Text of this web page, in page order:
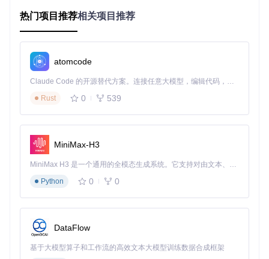
✅ 完全兼容：原生支持无需额外配置
⚠️ 部分兼容：需要特定补丁或驱动
❌ 不兼容：当前硬件无法支持 macOS
OpCore-Simplify硬件检测界面：展示CPU、显卡等核心组件
的兼容性状态与支持的macOS版本范围
2.1.3 风险预警机制
系统会自动识别潜在的硬件冲突和配置风险，并提供针对性建
议。例如NVIDIA独立显卡通常显示不兼容标记，并建议使用集
成显卡或更换支持的AMD显卡。
2.2 配置生成逻辑：智能决策与人工干预的平衡
配置生成功能的核心是
Scripts/config_prodigy.py
onfigProdigy类，其工作流程包括：
系统根据硬件扫描结果，识别关键特征如CPU架构、芯片组类
型、显卡型号等，确定配置策略。
热门项目推荐相关项目推荐
atomcode
Claude Code 的开源替代方案。连接任意大模型，编辑代码，运行命令，自动验证 — 全自动执行。用 Rust 构建，极致性能。 ｜ An open-source alternative to Claude Code. Connect any LLM, edit code, run commands, and verify changes — autonomously. Built in Rust for speed. Get Started
Rust
0 539
MiniMax-H3
MiniMax H3 是一个通用的全模态生成系统。它支持对由文本、图像、视频和音频组成的多模态上下文进行统一理解，并能生成分辨率高达 2K、时长可达 15 秒的带原生立体声音频的视频。得益于面向任务泛化的系统设计，H3 在预训练阶段就已具备广泛的多模态上下文理解与生成能力，能够出色地执行复杂的多模态指令。
Python
0 0
DataFlow
基于大模型算子和工作流的高效文本大模型训练数据合成框架